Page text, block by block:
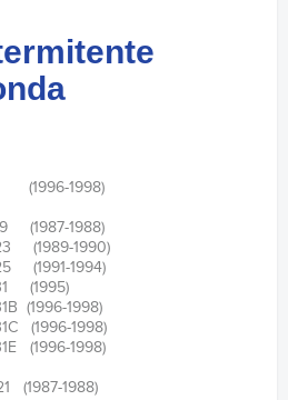
(1996-1998)
(1987-1988)
(1989-1990)
(1991-1994)
(1995)
(1996-1998)
(1996-1998)
(1996-1998)
(1987-1988)